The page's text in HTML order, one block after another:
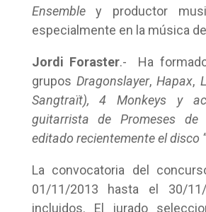
Ensembley productor
especialmente en la música
Jordi Foraster.- Ha
gruposDragonslayer,Hapax,
Sangtraït), 4 Monkeys y
guitarrista de Promeses de
editado recientemente el disco
La convocatoria del
01/11/2013 hasta el 30/
incluidos. El jurado